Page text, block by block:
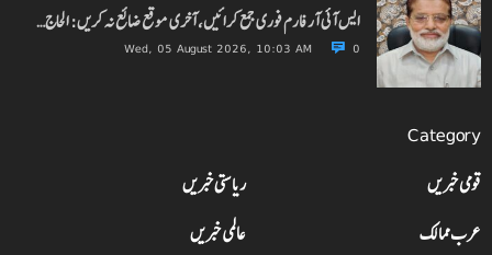
ایس آئی آر فارم فوری جمع کرائیں، آخری موقع ضائع نہ کریں: الحاج…
Wed, 05 August 2026, 10:03 AM 0
Category
قومی خبریں
ریاستی خبریں
عرب ممالک
عالمی خبریں